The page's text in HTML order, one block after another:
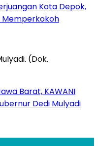
Kota Depok,
Memperkokoh
Barat, KAWANI
Dedi Mulyadi